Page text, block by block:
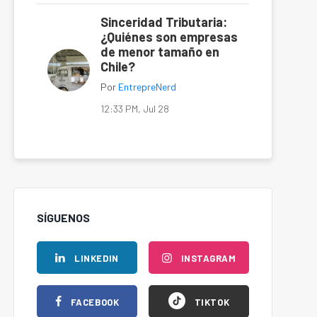
Sinceridad Tributaria:
¿Quiénes son empresas
de menor tamaño en
Chile?
Por EntrepreNerd
12:33 PM, Jul 28
SÍGUENOS
LINKEDIN
FACEBOOK
INSTAGRAM
TIKTOK